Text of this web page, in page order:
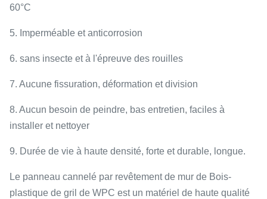
60°C
5. Imperméable et anticorrosion
6. sans insecte et à l'épreuve des rouilles
7. Aucune fissuration, déformation et division
8. Aucun besoin de peindre, bas entretien, faciles à
installer et nettoyer
9. Durée de vie à haute densité, forte et durable, longue.
Le panneau cannelé par revêtement de mur de Bois-
plastique de gril de WPC est un matériel de haute qualité